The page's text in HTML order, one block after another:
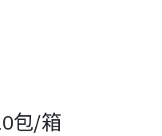
包/箱